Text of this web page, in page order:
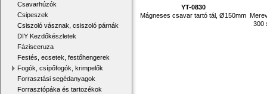
Csavarhúzók
Csipeszek
Csiszoló vásznak, csiszoló párnák
DIY Kezdőkészletek
Fázisceruza
Festés, ecsetek, festőhengerek
Fogók, csípőfogók, krimpelők
Forrasztási segédanyagok
Forrasztópáka és tartozékok
YT-0830
Mágneses csavar tartó tál, Ø150mm
300